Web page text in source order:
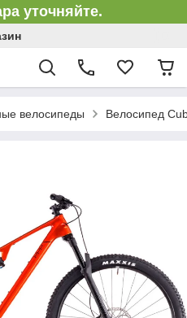
уточняйте.
велосипеды Велосипед